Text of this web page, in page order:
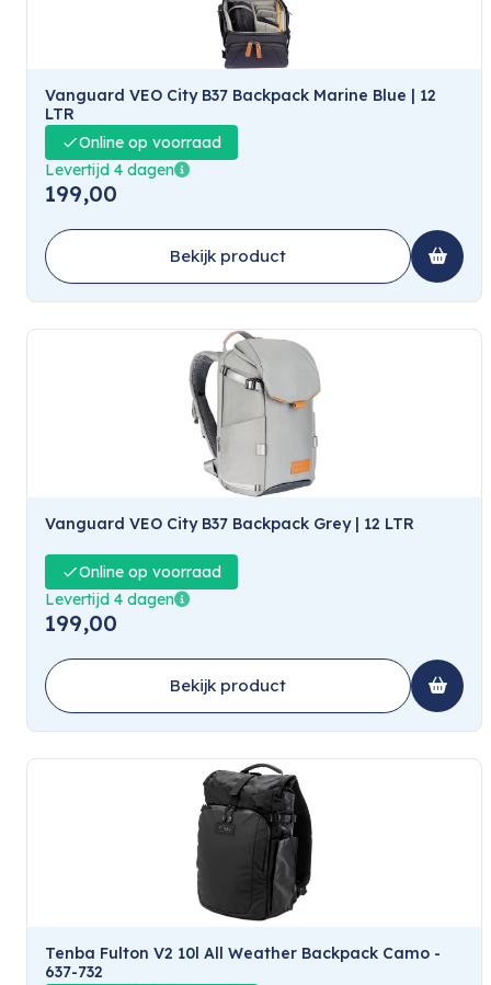
Vanguard VEO City B37 Backpack Marine Blue | 12
LTR
Online op voorraad
Levertijd 4 dagen
199,00
Bekijk product
Vanguard VEO City B37 Backpack Grey | 12 LTR
Online op voorraad
Levertijd 4 dagen
199,00
Bekijk product
Tenba Fulton V2 10l All Weather Backpack Camo -
637-732